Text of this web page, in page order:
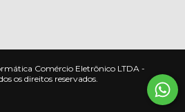
Comércio Eletrônico LTDA -
os direitos reservados.